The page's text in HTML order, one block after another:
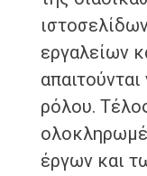
εργαλείων
ρόλου.
έργων και